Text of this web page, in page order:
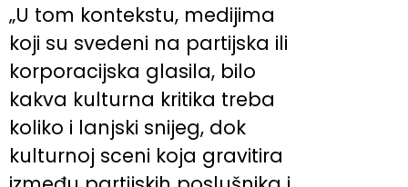
„U tom kontekstu, medijima
koji su svedeni na partijska ili
korporacijska glasila, bilo
kakva kulturna kritika treba
koliko i lanjski snijeg, dok
kulturnoj sceni koja gravitira